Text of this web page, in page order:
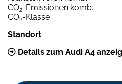
CO2-Emissionen komb.
CO2-Klasse
Standort
Details zum Audi A4